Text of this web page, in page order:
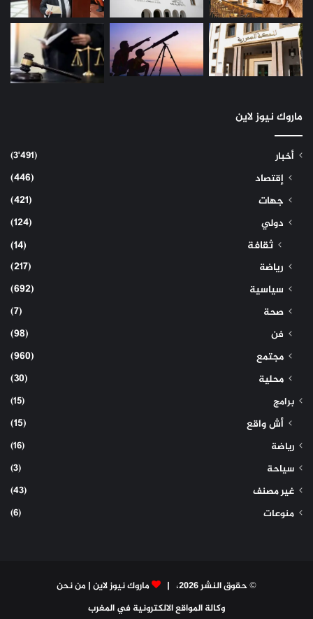
ماروك نيوز لاين
أخبار (3٬491)
إقتصاد
(446)
جهات
(421)
دولي
(124)
ثقافة (14)
رياضة
(217)
سياسية
(692)
صحة
(7)
فن
(98)
مجتمع
(960)
محلية
(30)
برامج (15)
أش واقع (15)
رياضة
(16)
سياحة
(3)
غير مصنف
(43)
منوعات
(6)
© حقوق النشر 2026، | ماروك نيوز لاين|من نحن
وكالة المواقع الالكترونية في المغرب